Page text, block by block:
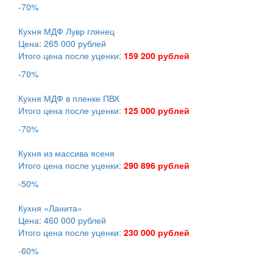
-70%
Кухня МДФ Лувр глянец
Цена: 265 000 рублей
Итого цена после уценки: 159 200 рублей
-70%
Кухня МДФ в пленке ПВХ
Итого цена после уценки: 125 000 рублей
-70%
Кухня из массива ясеня
Итого цена после уценки: 290 896 рублей
-50%
Кухня «Ланита»
Цена: 460 000 рублей
Итого цена после уценки: 230 000 рублей
-60%